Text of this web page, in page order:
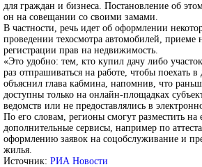
для граждан и бизнеса. Постановление об
он на совещании со своими замами.
В частности, речь идет об оформлении
проведении техосмотра автомобилей, приеме
регистрации прав на недвижимость.
«Это удобно: тем, кто купил дачу либо
раз отпрашиваться на работе, чтобы поехать
объяснил глава кабмина, напомнив, что
доступны только на онлайн-площадках
ведомств или не предоставлялись в
По его словам, регионы смогут разместить на
дополнительные сервисы, например по
оформлению заявок на соцобслуживание и
жилья.
Источник: РИА Новости